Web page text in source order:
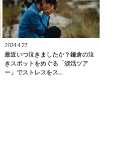
2024.4.27
最近いつ泣きましたか？鎌倉の泣
きスポットをめぐる「涙活ツア
ー」でストレスをス…